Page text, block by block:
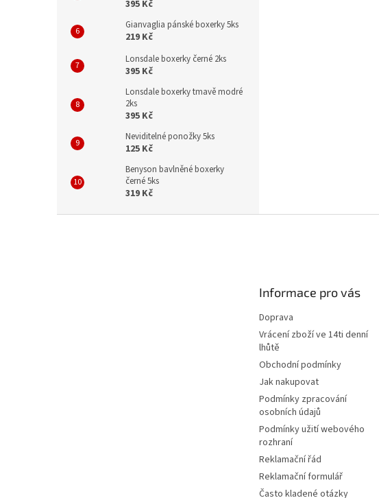
395 Kč
Gianvaglia pánské boxerky 5ks
219 Kč
Lonsdale boxerky černé 2ks
395 Kč
Lonsdale boxerky tmavě modré
2ks
395 Kč
Neviditelné ponožky 5ks
125 Kč
Benyson bavlněné boxerky
černé 5ks
319 Kč
Informace pro vás
Doprava
Vrácení zboží ve 14ti denní
lhůtě
Obchodní podmínky
Jak nakupovat
Podmínky zpracování
osobních údajů
Podmínky užití webového
rozhraní
Reklamační řád
Reklamační formulář
Často kladené otázky